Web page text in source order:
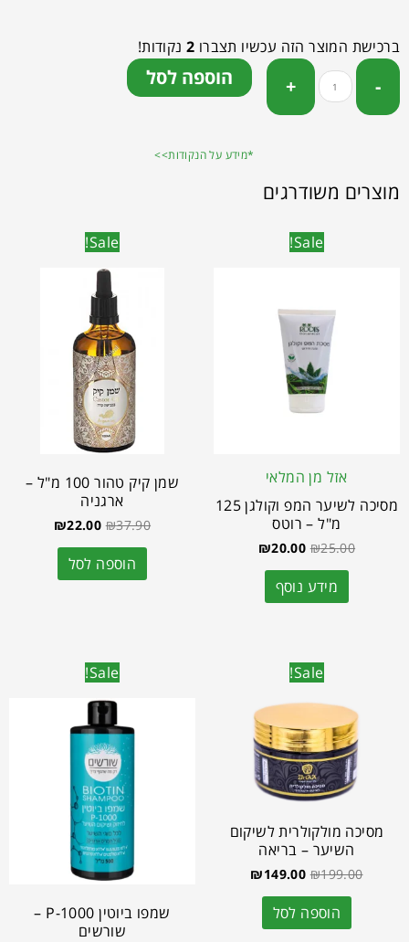
ברכישת המוצר הזה עכשיו תצברו 2 נקודות!
הוספה לסל
*מידע על הנקודות>>
מוצרים משודרגים
Sale!
אזל מן המלאי
מסיכה לשיער המפ וקולגן 125
מ"ל – רוטס
₪25.00
₪20.00
מידע נוסף
Sale!
שמן קיק טהור 100 מ"ל –
ארגניה
₪37.90
₪22.00
הוספה לסל
Sale!
מסיכה מולקולרית לשיקום
השיער – בריאה
₪199.00
₪149.00
הוספה לסל
Sale!
שמפו ביוטין P-1000 –
שורשים